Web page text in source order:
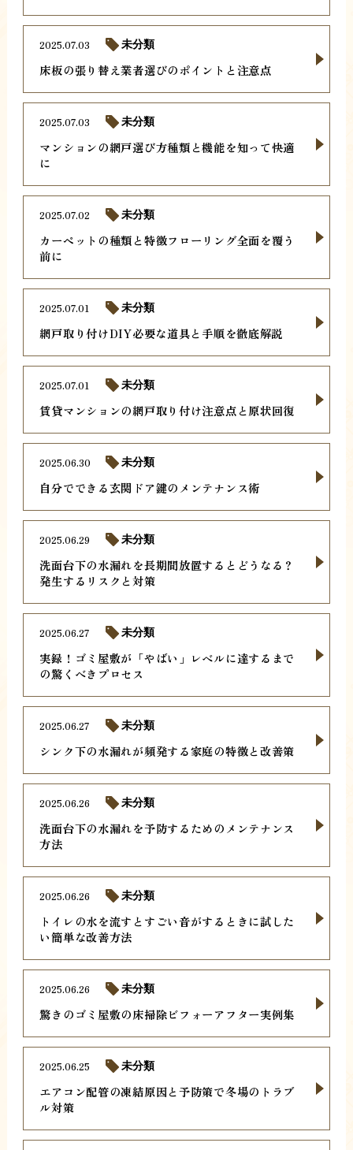
床板の張り替え業者選びのポイントと注意点
2025.07.03 未分類
マンションの網戸選び方種類と機能を知って快適
に
2025.07.03 未分類
カーペットの種類と特徴フローリング全面を覆う
前に
2025.07.02 未分類
網戸取り付けDIY必要な道具と手順を徹底解説
2025.07.01 未分類
賃貸マンションの網戸取り付け注意点と原状回復
2025.07.01 未分類
自分でできる玄関ドア鍵のメンテナンス術
2025.06.30 未分類
洗面台下の水漏れを長期間放置するとどうなる？
発生するリスクと対策
2025.06.29 未分類
実録！ゴミ屋敷が「やばい」レベルに達するまで
の驚くべきプロセス
2025.06.27 未分類
シンク下の水漏れが頻発する家庭の特徴と改善策
2025.06.27 未分類
洗面台下の水漏れを予防するためのメンテナンス
方法
2025.06.26 未分類
トイレの水を流すとすごい音がするときに試した
い簡単な改善方法
2025.06.26 未分類
驚きのゴミ屋敷の床掃除ビフォーアフター実例集
2025.06.26 未分類
エアコン配管の凍結原因と予防策で冬場のトラブ
ル対策
2025.06.25 未分類